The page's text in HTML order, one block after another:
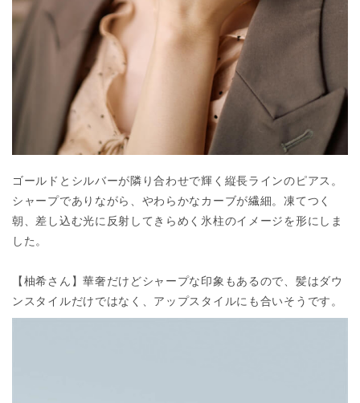
ゴールドとシルバーが隣り合わせで輝く縦長ラインのピアス。
シャープでありながら、やわらかなカーブが繊細。凍てつく
朝、差し込む光に反射してきらめく氷柱のイメージを形にしま
した。
【柚希さん】華奢だけどシャープな印象もあるので、髪はダウ
ンスタイルだけではなく、アップスタイルにも合いそうです。